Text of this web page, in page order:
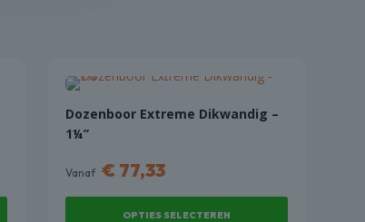
Dozenboor Extreme Dikwandig –
1¼”
Vanaf € 77,33
OPTIES SELECTEREN